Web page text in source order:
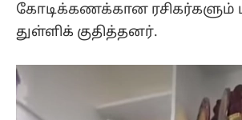
கோடிக்கணக்கான ரசிகர்களும்
துள்ளிக் குதித்தனர்.